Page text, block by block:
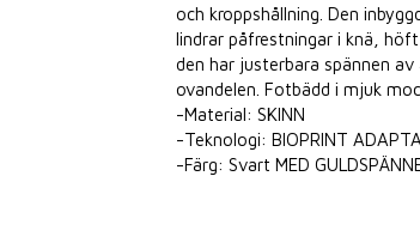
och kroppshållning. Den
lindrar påfrestningar i knä,
den har justerbara spännen
ovandelen. Fotbädd i mjuk
-Material: SKINN
-Teknologi: BIOPRINT
-Färg: Svart MED